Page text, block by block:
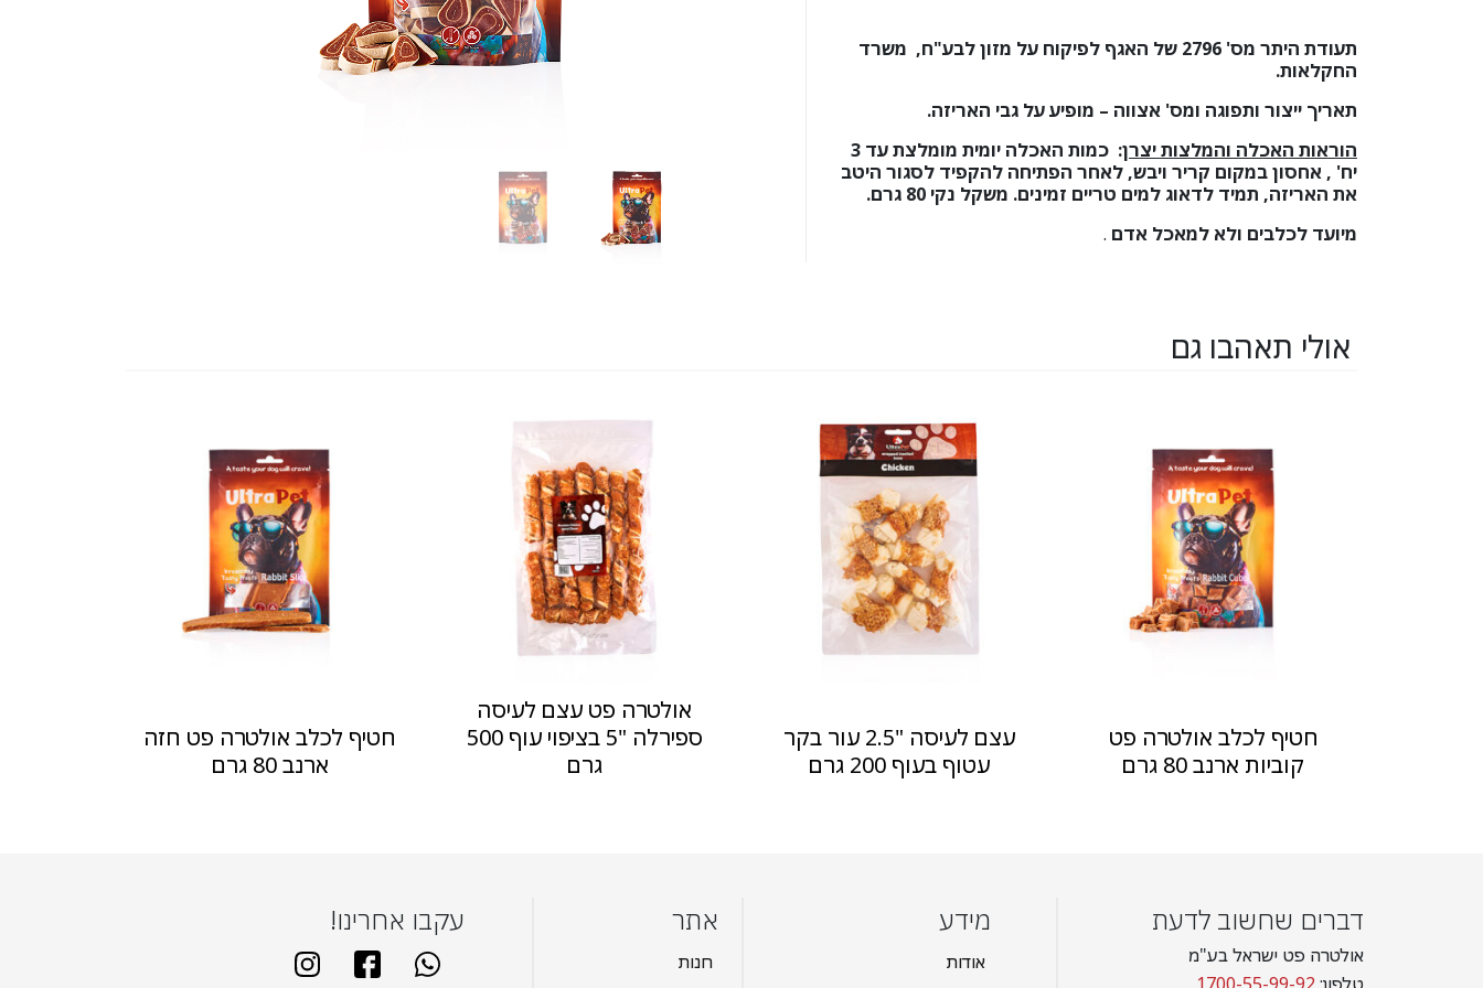
תעודת היתר מס'2796 של האגף לפיקוח על מזון לבע"ח, משרד
החקלאות.
תאריך ייצור ותפוגה ומס' אצווה – מופיע על גבי האריזה.
הוראות האכלה והמלצות יצרן:
כמות האכלה יומית מומלצת עד 3
יח' , אחסון במקום קריר ויבש, לאחר הפתיחה להקפיד לסגור היטב
את האריזה, תמיד לדאוג למים טריים זמינים. משקל נקי 80 גרם.
מיועד לכלבים ולא למאכל אדם .
אולי תאהבו גם
חטיף לכלב אולטרה פט
קוביות ארנב 80 גרם
עצם לעיסה "2.5 עור בקר
עטוף בעוף 200 גרם
אולטרה פט עצם לעיסה
ספירלה "5 בציפוי עוף 500
גרם
חטיף לכלב אולטרה פט חזה
ארנב 80 גרם
דברים שחשוב לדעת
אולטרה פט ישראל בע"מ
טלפון: 1700-55-99-92
מידע
אודות
אתר
חנות
עקבו אחרינו!